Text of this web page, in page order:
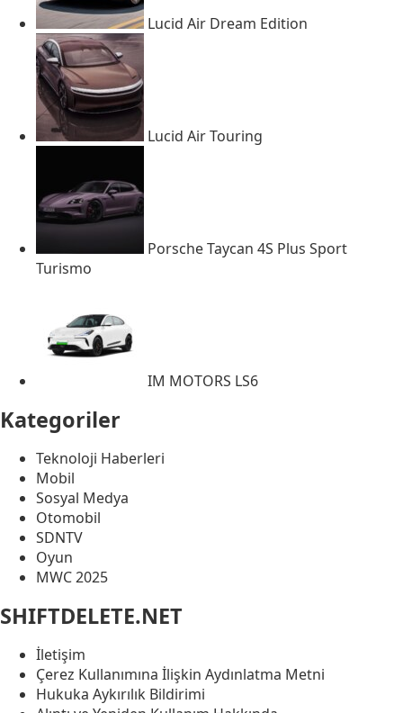
Lucid Air Dream Edition
Lucid Air Touring
Porsche Taycan 4S Plus Sport
Turismo
IM MOTORS LS6
Kategoriler
Teknoloji Haberleri
Mobil
Sosyal Medya
Otomobil
SDNTV
Oyun
MWC 2025
SHIFTDELETE.NET
İletişim
Çerez Kullanımına İlişkin Aydınlatma Metni
Hukuka Aykırılık Bildirimi